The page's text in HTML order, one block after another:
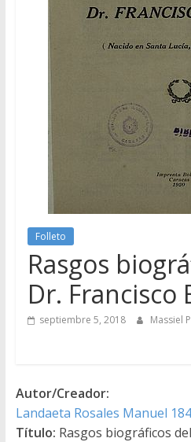
Folleto
Rasgos
Dr. Francisco
septiembre 5, 2018 Massiel
Autor/Creador:
Landaeta Rosales Manuel
Título: Rasgos biográficos